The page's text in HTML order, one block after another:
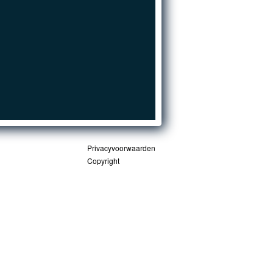
Privacyvoorwaarden
Copyright